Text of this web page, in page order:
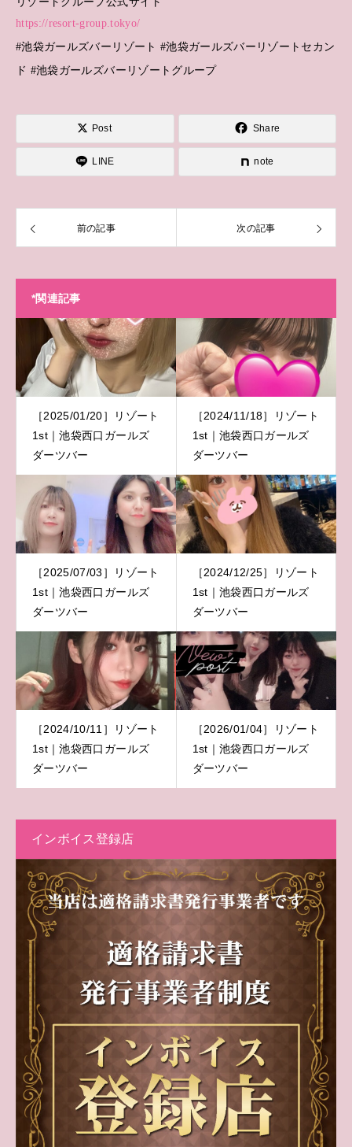
https://resort-group.tokyo/
#池袋ガールズバーリゾート #池袋ガールズバーリゾートセカン
ド #池袋ガールズバーリゾートグループ
Post Share
LINE note
前の記事 次の記事
*関連記事
［2025/01/20］リゾート
1st｜池袋西口ガールズ
ダーツバー
［2024/11/18］リゾート
1st｜池袋西口ガールズ
ダーツバー
［2025/07/03］リゾート
1st｜池袋西口ガールズ
ダーツバー
［2024/12/25］リゾート
1st｜池袋西口ガールズ
ダーツバー
［2024/10/11］リゾート
1st｜池袋西口ガールズ
ダーツバー
［2026/01/04］リゾート
1st｜池袋西口ガールズ
ダーツバー
インボイス登録店